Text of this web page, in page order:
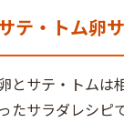
テ・トム卵
とサテ・トムは
ったサラダレシピ